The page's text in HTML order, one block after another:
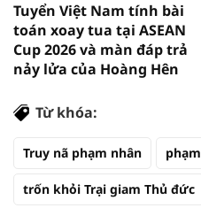
Tuyển Việt Nam tính bài
toán xoay tua tại ASEAN
Cup 2026 và màn đáp trả
nảy lửa của Hoàng Hên
Từ khóa:
Truy nã phạm nhân
trốn khỏi Trại giam Thủ đức